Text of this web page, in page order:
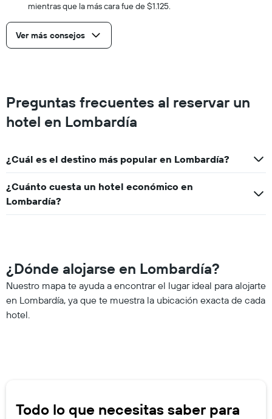
mientras que la más cara fue de $1.125.
Ver más consejos
Preguntas frecuentes al reservar un
hotel en Lombardía
¿Cuál es el destino más popular en Lombardía?
¿Cuánto cuesta un hotel económico en
Lombardía?
¿Dónde alojarse en Lombardía?
Nuestro mapa te ayuda a encontrar el lugar ideal para alojarte
en Lombardía, ya que te muestra la ubicación exacta de cada
hotel.
Todo lo que necesitas saber para